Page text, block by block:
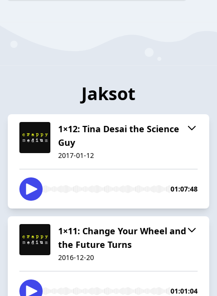
Jaksot
1×12: Tina Desai the Science
Guy
2017-01-12
01:07:48
1×11: Change Your Wheel and
the Future Turns
2016-12-20
01:01:04